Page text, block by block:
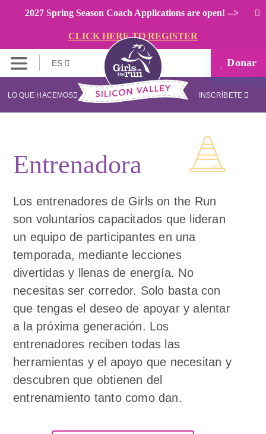
2027 Spring Season Coach Applications are open! -->
CLICK HERE TO REGISTER
ES Donar
LO QUE HACEMOS INSCRÍBETE
Entrenadora
Los entrenadores de Girls on the Run
son voluntarios capacitados que lideran
un equipo de participantes en una
temporada, mediante lecciones
divertidas y llenas de energía. No
necesitas ser corredor. Solo basta con
que tengas el deseo de apoyar y alentar
a la próxima generación. Los
entrenadores reciben todas las
herramientas y el apoyo que necesitan y
descubren que obtienen del
entrenamiento tanto como dan.